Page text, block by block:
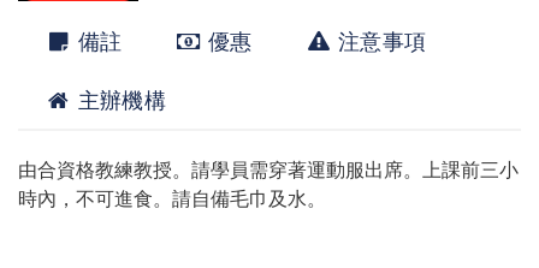
備註 優惠 注意事項
主辦機構
由合資格教練教授。請學員需穿著運動服出席。上課前三小
時內，不可進食。請自備毛巾及水。